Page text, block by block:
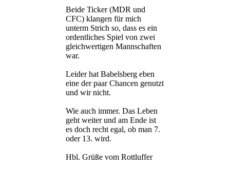
Beide Ticker (MDR und
CFC) klangen für mich
unterm Strich so, dass es ein
ordentliches Spiel von zwei
gleichwertigen Mannschaften
war.
Leider hat Babelsberg eben
eine der paar Chancen genutzt
und wir nicht.
Wie auch immer. Das Leben
geht weiter und am Ende ist
es doch recht egal, ob man 7.
oder 13. wird.
Hbl. Grüße vom Rottluffer